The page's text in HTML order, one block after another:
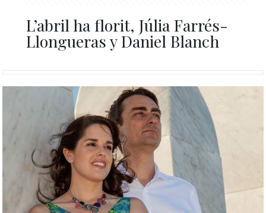
L’abril ha florit, Júlia Farrés-
Llongueras y Daniel Blanch